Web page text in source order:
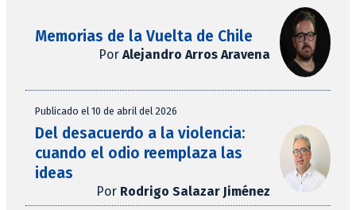
Memorias de la Vuelta de Chile
Por Alejandro Arros Aravena
Publicado el 10 de abril del 2026
Del desacuerdo a la violencia:
cuando el odio reemplaza las
ideas
Por Rodrigo Salazar Jiménez